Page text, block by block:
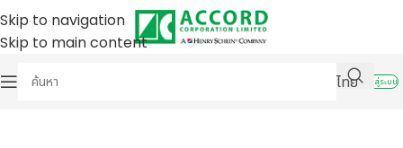
Skip to navigation
Skip to main content
ไทย
เข้าสู่ระบบ